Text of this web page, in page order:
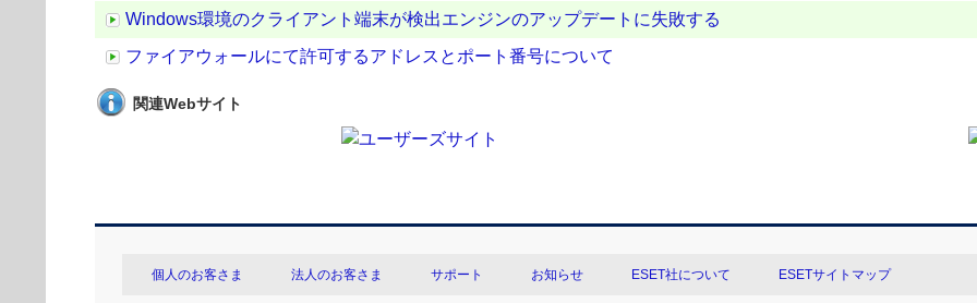
Windows環境のクライアント端末が検出エンジンのアップデートに失敗する
ファイアウォールにて許可するアドレスとポート番号について
関連Webサイト
個人のお客さま 法人のお客さま サポート お知らせ ESET社について ESETサイトマップ